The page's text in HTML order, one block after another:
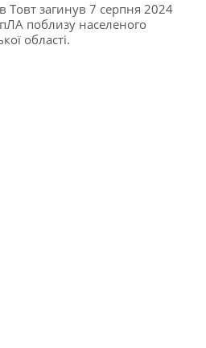
Товт загинув 7 серпня 2024
поблизу населеного
області.